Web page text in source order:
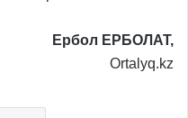
Ербол ЕРБОЛАТ,
Ortalyq.kz